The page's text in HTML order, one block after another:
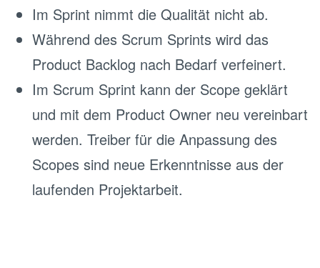
Im Sprint nimmt die Qualität nicht ab.
Während des Scrum Sprints wird das
Product Backlog nach Bedarf verfeinert.
Im Scrum Sprint kann der Scope geklärt
und mit dem Product Owner neu vereinbart
werden. Treiber für die Anpassung des
Scopes sind neue Erkenntnisse aus der
laufenden Projektarbeit.